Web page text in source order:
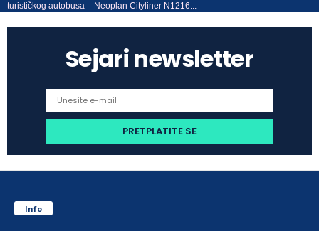
turističkog autobusa – Neoplan Cityliner N1216...
Sejari newsletter
Info